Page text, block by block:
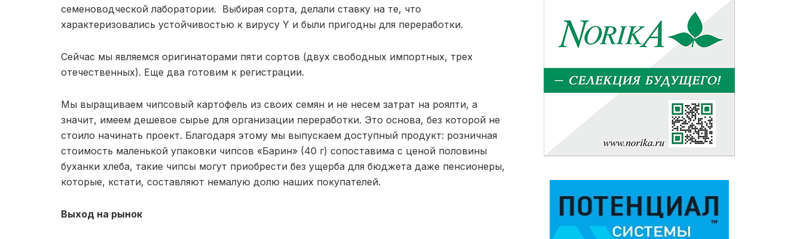
семеноводческой лаборатории. Выбирая сорта, делали ставку на те, что
характеризовались устойчивостью к вирусу Y и были пригодны для переработки.
Сейчас мы являемся оригинаторами пяти сортов (двух свободных импортных, трех
отечественных). Еще два готовим к регистрации.
Мы выращиваем чипсовый картофель из своих семян и не несем затрат на роялти, а
значит, имеем дешевое сырье для организации переработки. Это основа, без которой не
стоило начинать проект. Благодаря этому мы выпускаем доступный продукт: розничная
стоимость маленькой упаковки чипсов «Барин» (40 г) сопоставима с ценой половины
буханки хлеба, такие чипсы могут приобрести без ущерба для бюджета даже пенсионеры,
которые, кстати, составляют немалую долю наших покупателей.
Выход на рынок